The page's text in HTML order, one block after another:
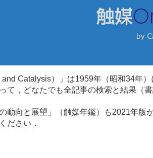
and Catalysis）」は1959年（昭和34年
て，どなたでも全記事の検索と結果（
動向と展望」（触媒年鑑）も2021年
ださい．